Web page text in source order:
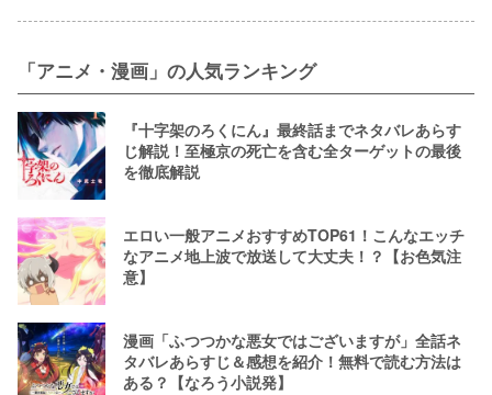
「アニメ・漫画」の人気ランキング
『十字架のろくにん』最終話までネタバレあらす
じ解説！至極京の死亡を含む全ターゲットの最後
を徹底解説
エロい一般アニメおすすめTOP61！こんなエッチ
なアニメ地上波で放送して大丈夫！？【お色気注
意】
漫画「ふつつかな悪女ではございますが」全話ネ
タバレあらすじ＆感想を紹介！無料で読む方法は
ある？【なろう小説発】